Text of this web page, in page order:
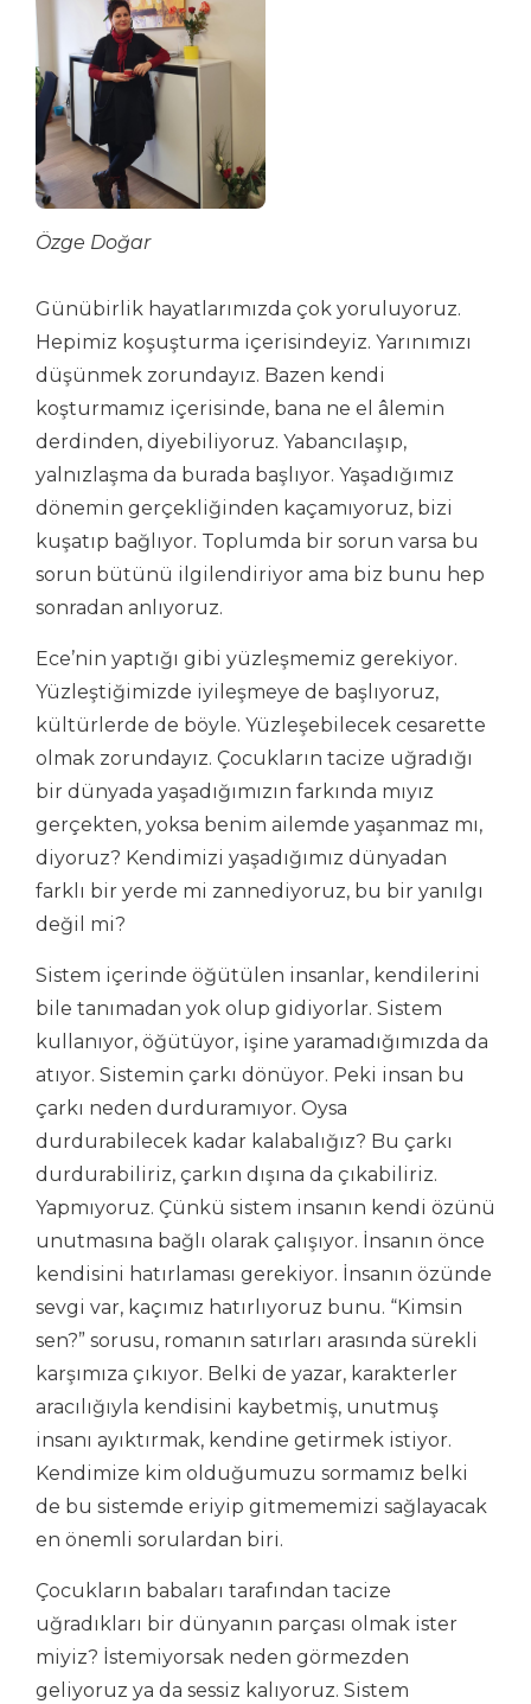
Özge Doğar
Günübirlik hayatlarımızda çok yoruluyoruz.
Hepimiz koşuşturma içerisindeyiz. Yarınımızı
düşünmek zorundayız. Bazen kendi
koşturmamız içerisinde, bana ne el âlemin
derdinden, diyebiliyoruz. Yabancılaşıp,
yalnızlaşma da burada başlıyor. Yaşadığımız
dönemin gerçekliğinden kaçamıyoruz, bizi
kuşatıp bağlıyor. Toplumda bir sorun varsa bu
sorun bütünü ilgilendiriyor ama biz bunu hep
sonradan anlıyoruz.
Ece’nin yaptığı gibi yüzleşmemiz gerekiyor.
Yüzleştiğimizde iyileşmeye de başlıyoruz,
kültürlerde de böyle. Yüzleşebilecek cesarette
olmak zorundayız. Çocukların tacize uğradığı
bir dünyada yaşadığımızın farkında mıyız
gerçekten, yoksa benim ailemde yaşanmaz mı,
diyoruz? Kendimizi yaşadığımız dünyadan
farklı bir yerde mi zannediyoruz, bu bir yanılgı
değil mi?
Sistem içerinde öğütülen insanlar, kendilerini
bile tanımadan yok olup gidiyorlar. Sistem
kullanıyor, öğütüyor, işine yaramadığımızda da
atıyor. Sistemin çarkı dönüyor. Peki insan bu
çarkı neden durduramıyor. Oysa
durdurabilecek kadar kalabalığız? Bu çarkı
durdurabiliriz, çarkın dışına da çıkabiliriz.
Yapmıyoruz. Çünkü sistem insanın kendi özünü
unutmasına bağlı olarak çalışıyor. İnsanın önce
kendisini hatırlaması gerekiyor. İnsanın özünde
sevgi var, kaçımız hatırlıyoruz bunu. “Kimsin
sen?” sorusu, romanın satırları arasında sürekli
karşımıza çıkıyor. Belki de yazar, karakterler
aracılığıyla kendisini kaybetmiş, unutmuş
insanı ayıktırmak, kendine getirmek istiyor.
Kendimize kim olduğumuzu sormamız belki
de bu sistemde eriyip gitmememizi sağlayacak
en önemli sorulardan biri.
Çocukların babaları tarafından tacize
uğradıkları bir dünyanın parçası olmak ister
miyiz? İstemiyorsak neden görmezden
geliyoruz ya da sessiz kalıyoruz. Sistem